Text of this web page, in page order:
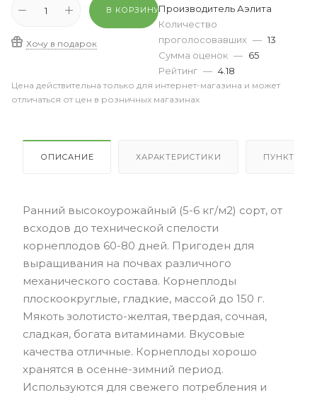
В КОРЗИНУ
Хочу в подарок
Производитель Аэлита
Количество
проголосовавших — 13
Сумма оценок — 65
Рейтинг — 4.18
Цена действительна только для интернет-магазина и может
отличаться от цен в розничных магазинах
ОПИСАНИЕ ХАРАКТЕРИСТИКИ ПУНКТЫ
Ранний высокоурожайный (5-6 кг/м2) сорт, от
всходов до технической спелости
корнеплодов 60-80 дней. Пригоден для
выращивания на почвах различного
механического состава. Корнеплоды
плоскоокруглые, гладкие, массой до 150 г.
Мякоть золотисто-желтая, твердая, сочная,
сладкая, богата витаминами. Вкусовые
качества отличные. Корнеплоды хорошо
хранятся в осенне-зимний период.
Используются для свежего потребления и